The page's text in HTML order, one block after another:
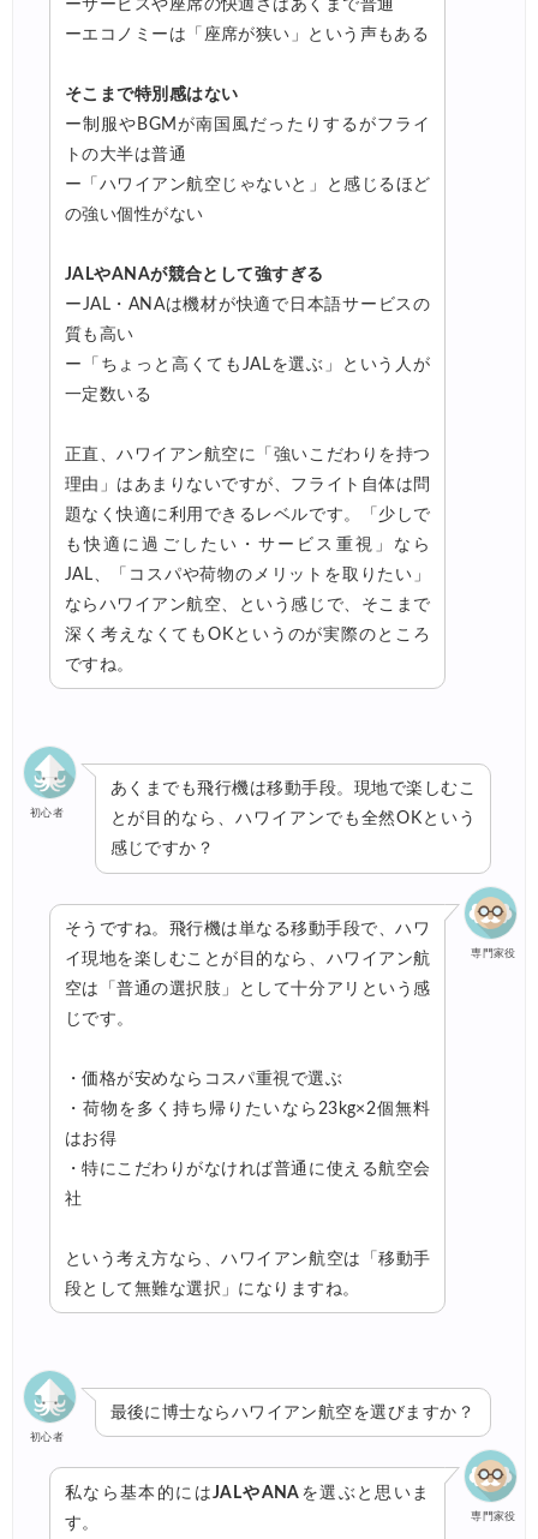
ーサービスや座席の快適さはあくまで普通
ーエコノミーは「座席が狭い」という声もある
そこまで特別感はない
ー制服やBGMが南国風だったりするがフライ
トの大半は普通
ー「ハワイアン航空じゃないと」と感じるほど
の強い個性がない
JALやANAが競合として強すぎる
ーJAL・ANAは機材が快適で日本語サービスの
質も高い
ー「ちょっと高くてもJALを選ぶ」という人が
一定数いる
正直、ハワイアン航空に「強いこだわりを持つ
理由」はあまりないですが、フライト自体は問
題なく快適に利用できるレベルです。「少しで
も快適に過ごしたい・サービス重視」なら
JAL、「コスパや荷物のメリットを取りたい」
ならハワイアン航空、という感じで、そこまで
深く考えなくてもOKというのが実際のところ
ですね。
初心者
あくまでも飛行機は移動手段。現地で楽しむこ
とが目的なら、ハワイアンでも全然OKという
感じですか？
専門家役
そうですね。飛行機は単なる移動手段で、ハワ
イ現地を楽しむことが目的なら、ハワイアン航
空は「普通の選択肢」として十分アリという感
じです。
・価格が安めならコスパ重視で選ぶ
・荷物を多く持ち帰りたいなら23kg×2個無料
はお得
・特にこだわりがなければ普通に使える航空会
社
という考え方なら、ハワイアン航空は「移動手
段として無難な選択」になりますね。
初心者
最後に博士ならハワイアン航空を選びますか？
専門家役
私なら基本的にはJALやANA を選ぶと思いま
す。